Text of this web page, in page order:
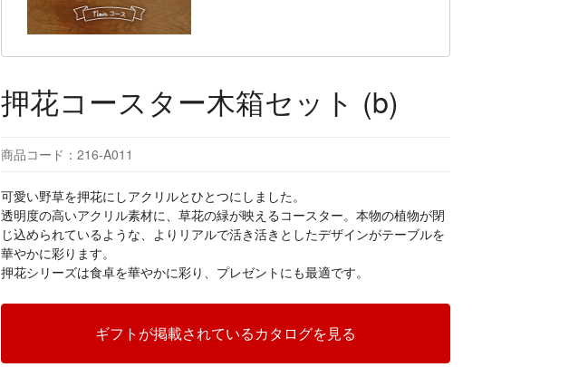
押花コースター木箱セット (b)
商品コード：216-A011
可愛い野草を押花にしアクリルとひとつにしました。
透明度の高いアクリル素材に、草花の緑が映えるコースター。本物の植物が閉
じ込められているような、よりリアルで活き活きとしたデザインがテーブルを
華やかに彩ります。
押花シリーズは食卓を華やかに彩り、プレゼントにも最適です。
ギフトが掲載されているカタログを見る